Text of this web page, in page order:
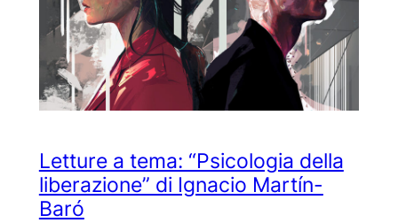
Letture a tema: “Psicologia della
liberazione” di Ignacio Martín-
Baró